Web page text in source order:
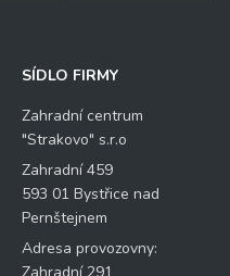
SÍDLO FIRMY
Zahradní centrum
"Strakovo" s.r.o
Zahradní 459
593 01 Bystřice nad
Pernštejnem
Adresa provozovny:
Zahradní 291